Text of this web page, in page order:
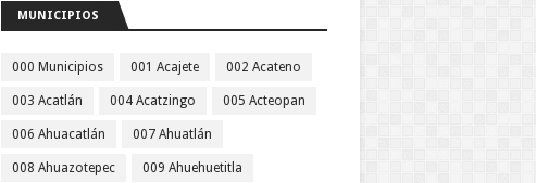
MUNICIPIOS
000 Municipios 001 Acajete 002 Acateno
003 Acatlán 004 Acatzingo 005 Acteopan
006 Ahuacatlán 007 Ahuatlán
008 Ahuazotepec 009 Ahuehuetitla